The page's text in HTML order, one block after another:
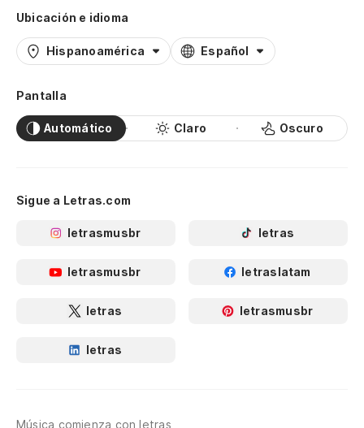
Ubicación e idioma
Hispanoamérica Español
Pantalla
Automático Claro Oscuro
Sigue a Letras.com
letrasmusbr letras
letrasmusbr letraslatam
letras letrasmusbr
letras
Música comienza con letras